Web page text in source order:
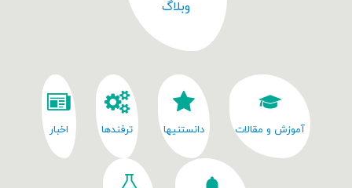
وبلاگ
آموزش و مقالات دانستنیها ترفندها اخبار